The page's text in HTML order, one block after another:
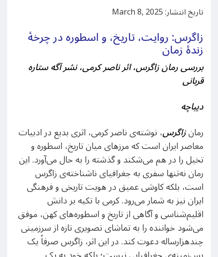
تاریخ انتشار: March 8, 2025
زاگرس: روایت، تاریخ، و اسطوره در چرخهٔ
زندهٔ زمان
بررسی رمان زاگرس، اثر ناصر کرمی، نشر آگه ستاره
قربانی
دیباچه
رمانزاگرس، نوشته‌ی ناصر کرمی، اثری بدیع در ادبیات
معاصر ایران است که مرزهای میان تاریخ، اسطوره و
تخیل را در هم می‌شکند و گذشته را به حال می‌آورد. این
رمان نه‌تنها سفری به جغرافیای ناشناخته‌ی زاگرس
است، بلکه کاوشی عمیق در هویت تاریخی و فرهنگی
ایران نیز به شمار می‌رود. کرمی با تکیه بر دانش
اقلیم‌شناسی و آگاهی از تاریخ و اسطوره‌های کهن، موفق
می‌شود خواننده را به تماشای تصویری تازه از سرزمینی
چندهزارساله دعوت کند. در این اثر، زاگرس صرفاً یک